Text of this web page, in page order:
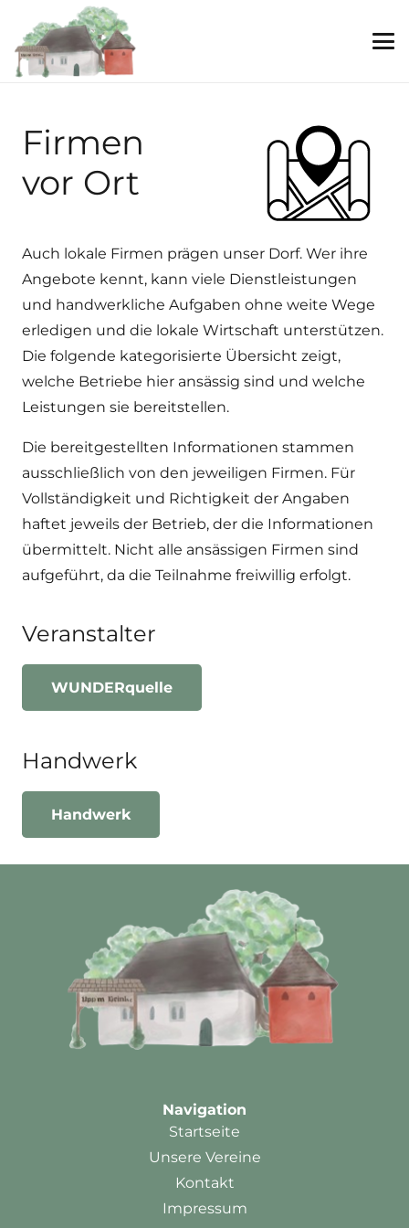
Firmen
vor Ort
Auch lokale Firmen prägen unser Dorf. Wer ihre
Angebote kennt, kann viele Dienstleistungen
und handwerkliche Aufgaben ohne weite Wege
erledigen und die lokale Wirtschaft unterstützen.
Die folgende kategorisierte Übersicht zeigt,
welche Betriebe hier ansässig sind und welche
Leistungen sie bereitstellen.
Die bereitgestellten Informationen stammen
ausschließlich von den jeweiligen Firmen. Für
Vollständigkeit und Richtigkeit der Angaben
haftet jeweils der Betrieb, der die Informationen
übermittelt. Nicht alle ansässigen Firmen sind
aufgeführt, da die Teilnahme freiwillig erfolgt.
Veranstalter
WUNDERquelle
Handwerk
Handwerk
Navigation
Startseite
Unsere Vereine
Kontakt
Impressum